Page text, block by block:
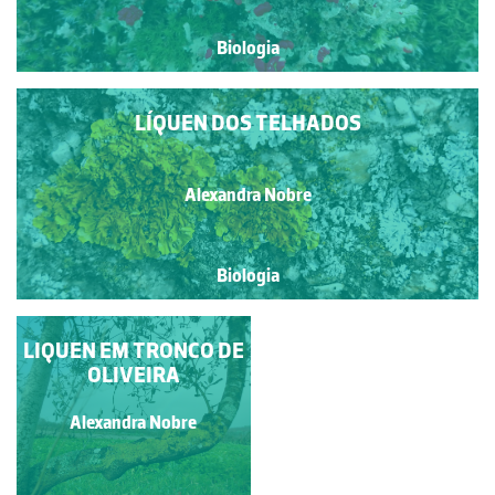
Biologia
LÍQUEN DOS TELHADOS
Alexandra Nobre
Biologia
LÍQUEN FLOR DE
PEDRA
Alexandra Nobre
LIQUEN EM TRONCO DE
OLIVEIRA
Alexandra Nobre